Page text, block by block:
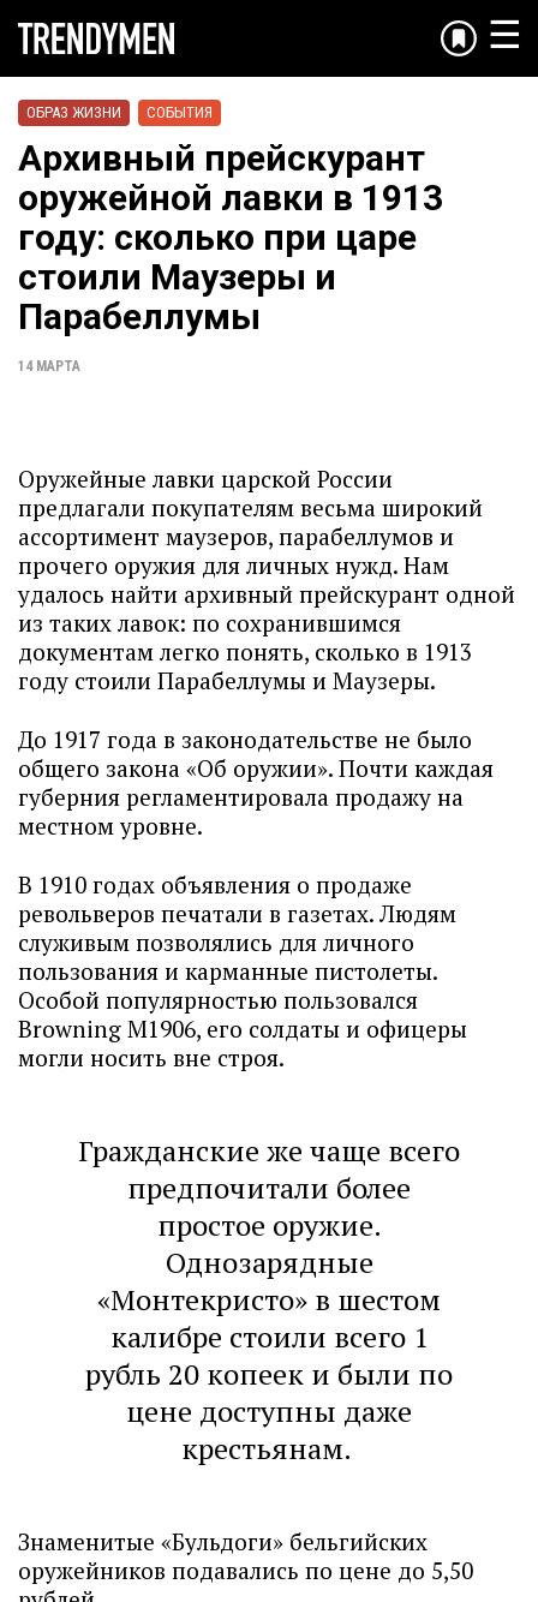
☰
ОБРАЗ ЖИЗНИ СОБЫТИЯ
Архивный прейскурант
оружейной лавки в 1913
году: сколько при царе
стоили Маузеры и
Парабеллумы
14 МАРТА
Оружейные лавки царской России
предлагали покупателям весьма широкий
ассортимент маузеров, парабеллумов и
прочего оружия для личных нужд. Нам
удалось найти архивный прейскурант одной
из таких лавок: по сохранившимся
документам легко понять, сколько в 1913
году стоили Парабеллумы и Маузеры.
До 1917 года в законодательстве не было
общего закона «Об оружии». Почти каждая
губерния регламентировала продажу на
местном уровне.
В 1910 годах объявления о продаже
револьверов печатали в газетах. Людям
служивым позволялись для личного
пользования и карманные пистолеты.
Особой популярностью пользовался
Browning M1906, его солдаты и офицеры
могли носить вне строя.
Гражданские же чаще всего
предпочитали более
простое оружие.
Однозарядные
«Монтекристо» в шестом
калибре стоили всего 1
рубль 20 копеек и были по
цене доступны даже
крестьянам.
Знаменитые «Бульдоги» бельгийских
оружейников подавались по цене до 5,50